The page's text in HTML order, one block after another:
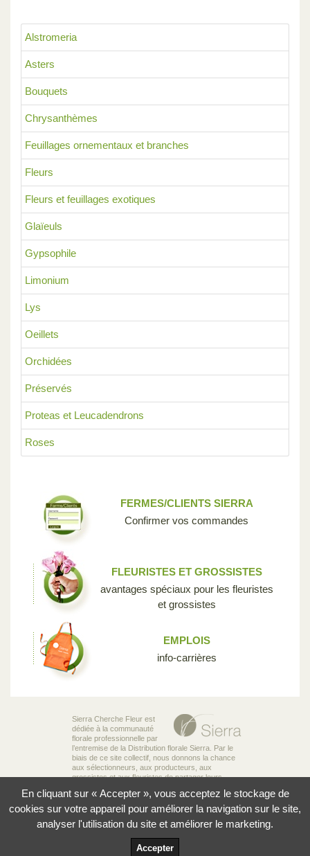
Alstromeria
Asters
Bouquets
Chrysanthèmes
Feuillages ornementaux et branches
Fleurs
Fleurs et feuillages exotiques
Glaïeuls
Gypsophile
Limonium
Lys
Oeillets
Orchidées
Préservés
Proteas et Leucadendrons
Roses
FERMES/CLIENTS SIERRA
Confirmer vos commandes
FLEURISTES ET GROSSISTES
avantages spéciaux pour les fleuristes
et grossistes
EMPLOIS
info-carrières
Sierra Cherche Fleur est
dédiée à la communauté
florale professionnelle par
l’entremise de la Distribution florale Sierra. Par le
biais de ce site collectif, nous donnons la chance
aux sélectionneurs, aux producteurs, aux
grossistes et aux fleuristes de partager leurs
incroyable des fleurs qui rend notre industrie si
unique.
© 2026 Sierra Distribution Florale Ltée
Politique de confidentialité
En cliquant sur « Accepter », vous acceptez le stockage de
cookies sur votre appareil pour améliorer la navigation sur le site,
analyser l'utilisation du site et améliorer le marketing.
Accepter